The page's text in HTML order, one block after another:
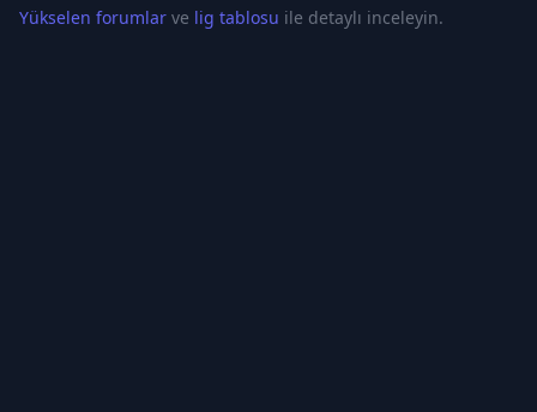
Yükselen forumlar ve lig tablosu ile detaylı inceleyin.